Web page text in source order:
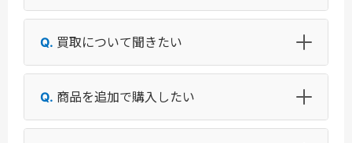
買取について聞きたい
商品を追加で購入したい